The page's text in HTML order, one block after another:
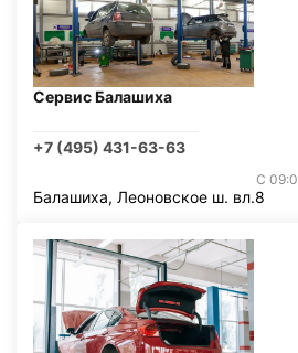
Сервис Балашиха
+7 (495) 431-63-63
С
Балашиха, Леоновское ш. вл.8